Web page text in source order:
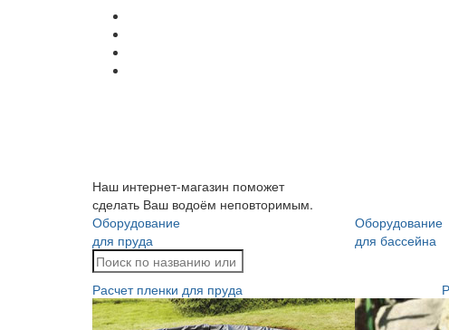
Наш интернет-магазин поможет
сделать Ваш водоём неповторимым.
Оборудование
для пруда
Оборудование
для бассейна
Расчет пленки для пруда